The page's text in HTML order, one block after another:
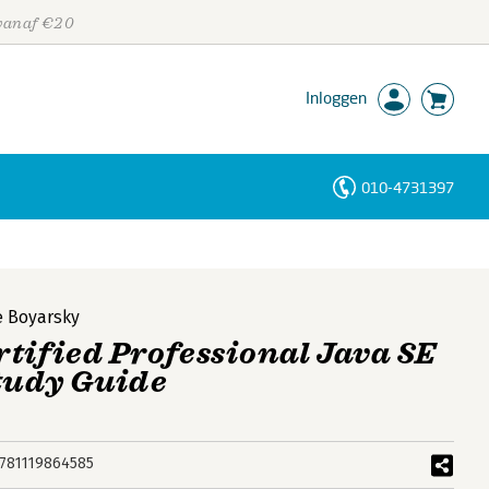
€20
Inloggen
010-4731397
Boyarsky
Professional Java SE
Guide
Personen